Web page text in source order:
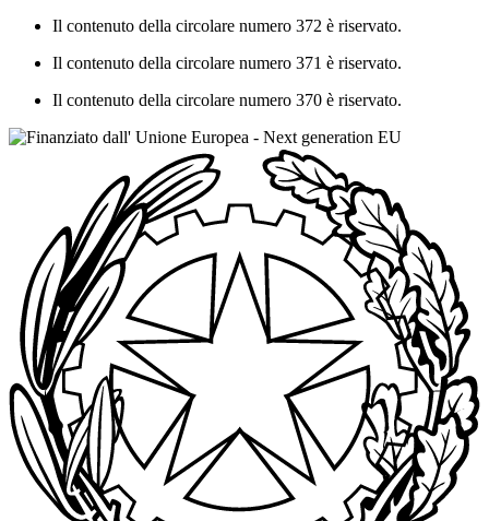
Il contenuto della circolare numero 372 è riservato.
Il contenuto della circolare numero 371 è riservato.
Il contenuto della circolare numero 370 è riservato.